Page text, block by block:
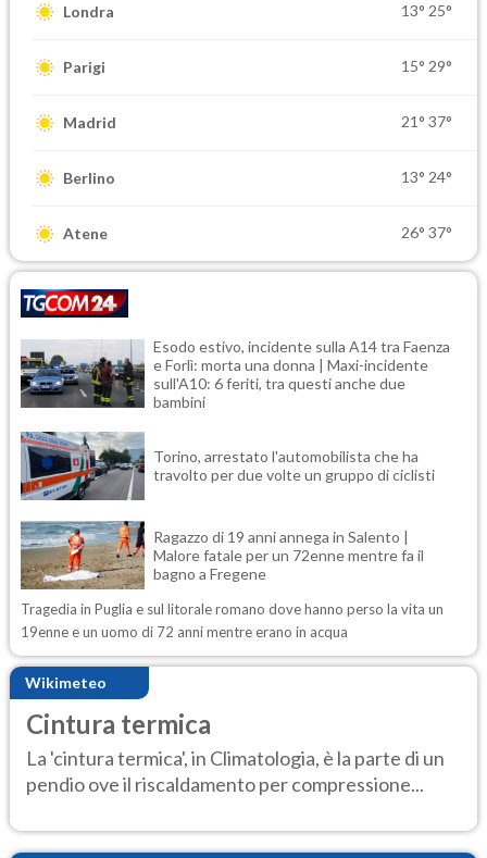
Londra 13° 25°
Parigi 15° 29°
Madrid 21° 37°
Berlino 13° 24°
Atene 26° 37°
Esodo estivo, incidente sulla A14 tra Faenza
e Forlì: morta una donna | Maxi-incidente
sull'A10: 6 feriti, tra questi anche due
bambini
Torino, arrestato l'automobilista che ha
travolto per due volte un gruppo di ciclisti
Ragazzo di 19 anni annega in Salento |
Malore fatale per un 72enne mentre fa il
bagno a Fregene
Tragedia in Puglia e sul litorale romano dove hanno perso la vita un
19enne e un uomo di 72 anni mentre erano in acqua
Wikimeteo
Cintura termica
La 'cintura termica', in Climatologia, è la parte di un
pendio ove il riscaldamento per compressione...